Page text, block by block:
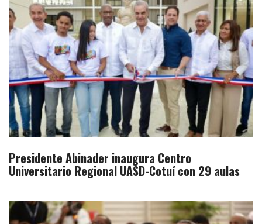
Presidente Abinader inaugura Centro
Universitario Regional UASD-Cotuí con 29 aulas